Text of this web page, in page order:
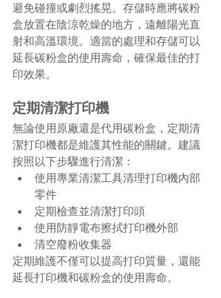
避免碰撞或劇烈搖晃。存儲時應將碳粉
盒放置在陰涼乾燥的地方，遠離陽光直
射和高溫環境。適當的處理和存儲可以
延長碳粉盒的使用壽命，確保最佳的打
印效果。
定期清潔打印機
無論使用原廠還是代用碳粉盒，定期清
潔打印機都是維護其性能的關鍵。建議
按照以下步驟進行清潔：
使用專業清潔工具清理打印機內部
零件
定期檢查並清潔打印頭
使用防靜電布擦拭打印機外部
清空廢粉收集器
定期維護不僅可以提高打印質量，還能
延長打印機和碳粉盒的使用壽命。